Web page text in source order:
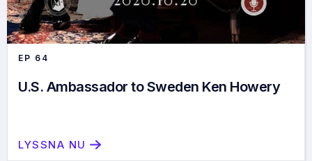
EP 64
U.S. Ambassador to Sweden Ken Howery
LYSSNA NU